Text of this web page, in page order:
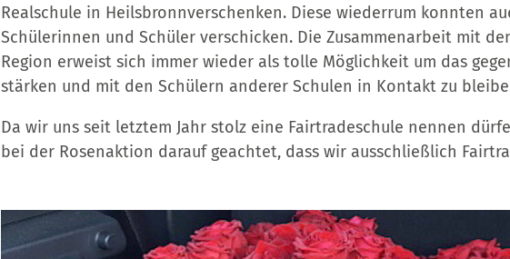
Realschule in Heilsbronnverschenken. Diese wiederrum konnten
Schülerinnen und Schüler verschicken. Die Zusammenarbeit mit
Region erweist sich immer wieder als tolle Möglichkeit um das
stärken und mit den Schülern anderer Schulen in Kontakt zu
Da wir uns seit letztem Jahr stolz eine Fairtradeschule nennen
bei der Rosenaktion darauf geachtet, dass wir ausschließlich